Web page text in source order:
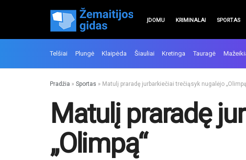
ĮDOMU KRIMINALAI SPORTAS
Telšiai Plungė Klaipėda Šiauliai Kretinga Tauragė
Pradžia » Sportas » Matulį praradę jurbarkiečiai trečiąsyk nugalėjo
Matulį praradę
„Olimpą“